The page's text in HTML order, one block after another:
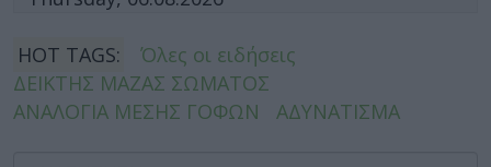
HOT TAGS:
Όλες οι ειδήσεις
ΔΕΙΚΤΗΣ ΜΑΖΑΣ ΣΩΜΑΤΟΣ
ΑΝΑΛΟΓΙΑ ΜΕΣΗΣ ΓΟΦΩΝ
ΑΔΥΝΑΤΙΣΜΑ